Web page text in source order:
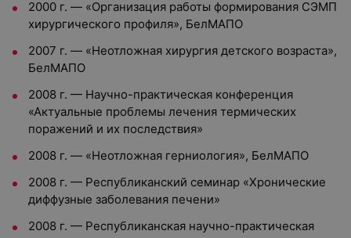
2000 г. — «Организация работы формирования СЭМП
хирургического профиля», БелМАПО
2007 г. — «Неотложная хирургия детского возраста»,
БелМАПО
2008 г. — Научно-практическая конференция
«Актуальные проблемы лечения термических
поражений и их последствия»
2008 г. — «Неотложная герниология», БелМАПО
2008 г. — Республиканский семинар «Хронические
диффузные заболевания печени»
2008 г. — Республиканская научно-практическая